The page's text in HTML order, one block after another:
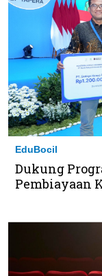
EduBocil
Dukung
Pembiayaan